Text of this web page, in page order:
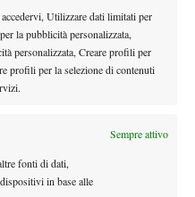
Utilizzare dati limitati per
la pubblicità personalizzata,
personalizzata, Creare profili per
profili per la selezione di contenuti
Sempre attivo
fonti di dati,
in base alle
Alex De Minaur,
“
grandi finali. È solo una